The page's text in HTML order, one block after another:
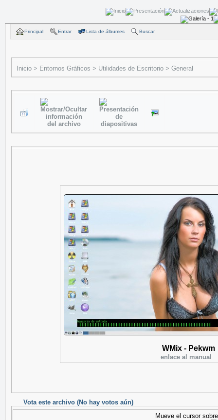
Principal Entrar Lista de álbumes Buscar
Inicio > Entornos Gráficos > Utilidades de Escritorio > General
WMix - Pekwm
enlace al manual
Vota este archivo (No hay votos aún)
Mueve el cursor